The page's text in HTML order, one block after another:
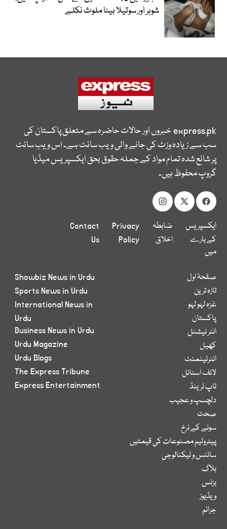
شوہر اور سوتیلا بیٹا ملوث نکلے
express.pkخبروں اور حالات حاضرہ سے متعلق پاکستان کی
سب سے زیادہ وزٹ کی جانے والی ویب سائٹ ہے۔ اس ویب سائٹ
پر شائع شدہ تمام مواد کے جملہ حقوق بحق ایکسپریس میڈیا
گروپ محفوظ ہیں۔
ایکسپریس
کے بارے
میں
ضابطہ
اخلاق
Privacy
Policy
Contact
Us
صفحۂ اول
تازہ ترین
غزہ لہو لہو
پاکستان
انٹر نیشنل
کھیل
انٹرٹینمنٹ
لائف اسٹائل
ٹاپ ٹرینڈ
دلچسپ و عجیب
صحت
سونے کے نرخ
پیٹرولیم مصنوعات کی قیمتیں
سائنس و ٹیکنالوجی
بلاگ
بزنس
ویڈیوز
جرائم
Showbiz News in Urdu
Sports News in Urdu
International News in
Urdu
Business News in Urdu
Urdu Magazine
Urdu Blogs
The Express Tribune
Express Entertainment